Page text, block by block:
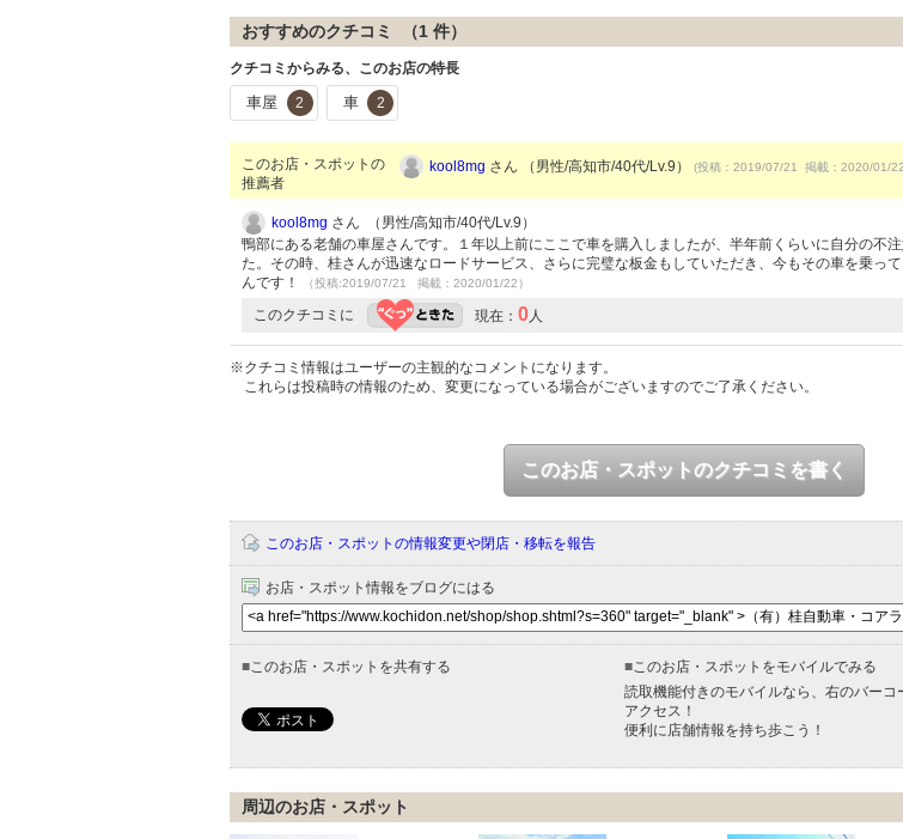
おすすめのクチコミ （1 件）
クチコミからみる、このお店の特長
車屋 2 車 2
このお店・スポットの
推薦者
kool8mg さん （男性/高知市/40代/Lv.9） (投稿：2019/07/21 掲載：2020/01/
kool8mg さん （男性/高知市/40代/Lv.9）
鴨部にある老舗の車屋さんです。１年以上前にここで車を購入しましたが、半年前くらいに自分の不
た。その時、桂さんが迅速なロードサービス、さらに完璧な板金もしていただき、今もその車を乗っ
んです！
（投稿:2019/07/21 掲載：2020/01/22）
このクチコミに 現在： 0 人
※クチコミ情報はユーザーの主観的なコメントになります。
これらは投稿時の情報のため、変更になっている場合がございますのでご了承ください。
このお店・スポットのクチコミを書く
このお店・スポットの情報変更や閉店・移転を報告
お店・スポット情報をブログにはる
■ このお店・スポットを共有する ■ このお店・スポットをモバイルでみる
読取機能付きのモバイルなら、右のバーコ
アクセス！
便利に店舗情報を持ち歩こう！
周辺のお店・スポット